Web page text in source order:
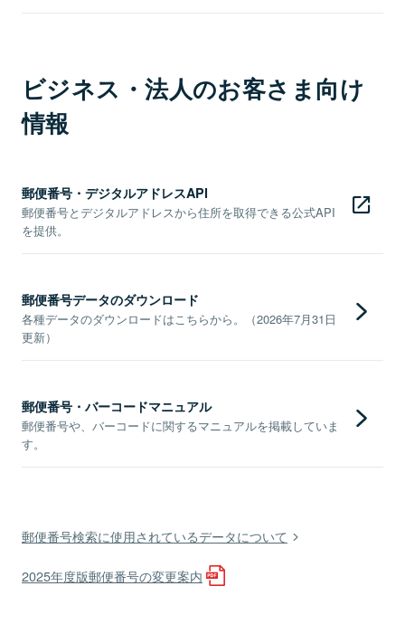
ビジネス・法人のお客さま向け
情報
郵便番号・デジタルアドレスAPI
郵便番号とデジタルアドレスから住所を取得できる公式API
を提供。
郵便番号データのダウンロード
各種データのダウンロードはこちらから。（2026年7月31日
更新）
郵便番号・バーコードマニュアル
郵便番号や、バーコードに関するマニュアルを掲載していま
す。
郵便番号検索に使用されているデータについて
2025年度版郵便番号の変更案内